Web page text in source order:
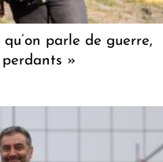
parle de guerre,
»